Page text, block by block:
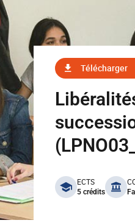
Télécharger
benefits
ECTS
5 crédits